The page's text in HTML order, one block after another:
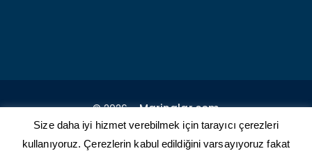
© 2026 -Marinalar.com
TEKNE SAHIPLERI İÇIN
MARINALAR İÇIN
MARINANIZI EKLEYIN
Size daha iyi hizmet verebilmek için tarayıcı çerezleri
kullanıyoruz. Çerezlerin kabul edildiğini varsayıyoruz fakat